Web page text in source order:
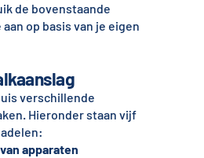
de bovenstaande
op basis van je eigen
verschillende
Hieronder staan vijf
apparaten